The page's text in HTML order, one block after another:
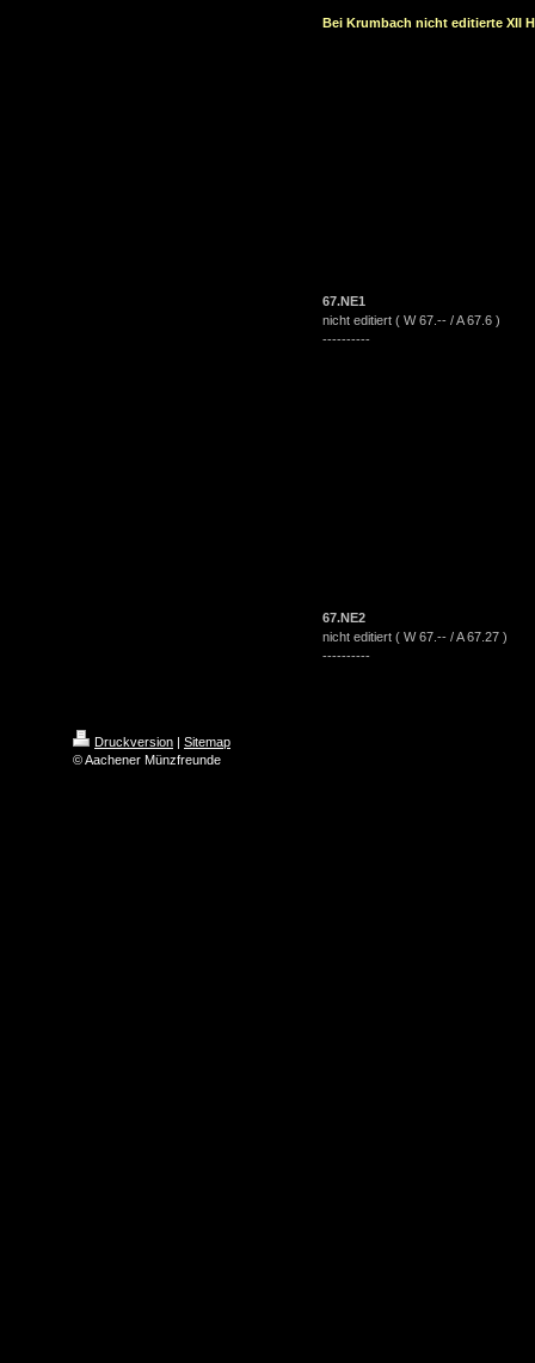
Bei Krumbach nicht editierte XII
67.NE1
nicht editiert ( W 67.-- / A 67.6 )
----------
67.NE2
nicht editiert ( W 67.-- / A 67.27 )
----------
Druckversion | Sitemap
© Aachener Münzfreunde